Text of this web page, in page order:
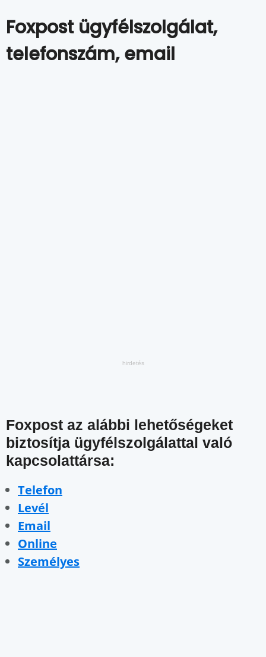
Foxpost ügyfélszolgálat,
telefonszám, email
Foxpost az alábbi lehetőségeket
biztosítja ügyfélszolgálattal való
kapcsolattársa:
Telefon
Levél
Email
Online
Személyes